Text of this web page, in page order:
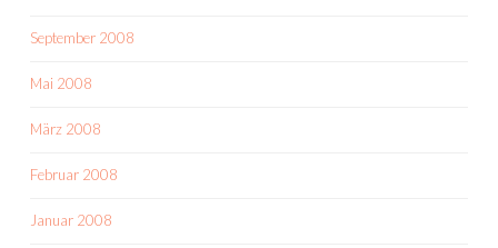
September 2008
Mai 2008
März 2008
Februar 2008
Januar 2008